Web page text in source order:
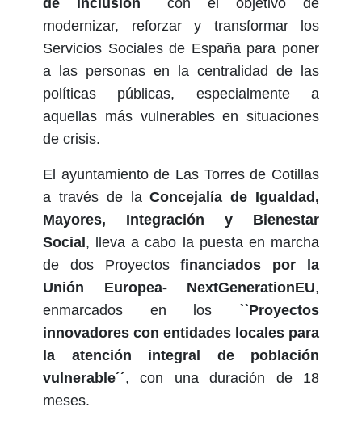
de inclusión´´
con el objetivo de
modernizar, reforzar y transformar los
Servicios Sociales de España para poner
a las personas en la centralidad de las
políticas públicas, especialmente a
aquellas más vulnerables en situaciones
de crisis.
El ayuntamiento de Las Torres de Cotillas
a través de laConcejalía de Igualdad,
Mayores, Integración y Bienestar
Social , lleva a cabo la puesta en marcha
de dos Proyectosfinanciados por la
Unión Europea- NextGenerationEU,
enmarcados en los ``Proyectos
innovadores con entidades locales para
la atención integral de población
vulnerable´´, con una duración de 18
meses.